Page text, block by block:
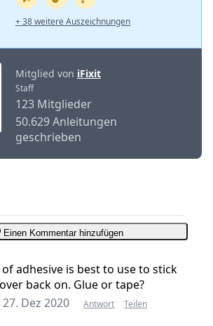
+ 38 weitere Auszeichnungen
Mitglied von iFixit
Staff
123 Mitglieder
50.629 Anleitungen
geschrieben
Einen Kommentar hinzufügen
adhesive is best to use to stick
back on. Glue or tape?
27. Dez 2020 Antwort Teilen